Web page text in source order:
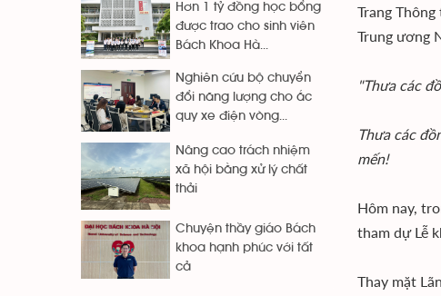
Trang
Trung ương
"Thưa các
Thưa các
mến!
Hôm nay,
tham dự Lễ
Thay mặt
Hơn 1 tỷ đồng học bổng
được trao cho sinh viên
Bách Khoa Hà...
Nghiên cứu bộ chuyển
đổi năng lượng cho ắc
quy xe điện vòng...
Nâng cao trách nhiệm
xã hội bằng xử lý chất
thải
Chuyện thầy giáo Bách
khoa hạnh phúc với tất
cả